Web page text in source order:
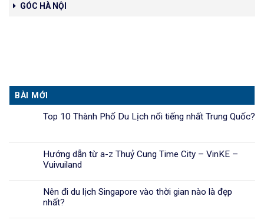
GÓC HÀ NỘI
BÀI MỚI
Top 10 Thành Phố Du Lịch nổi tiếng nhất Trung Quốc?
Hướng dẫn từ a-z Thuỷ Cung Time City – VinKE –
Vuivuiland
Nên đi du lịch Singapore vào thời gian nào là đẹp
nhất?